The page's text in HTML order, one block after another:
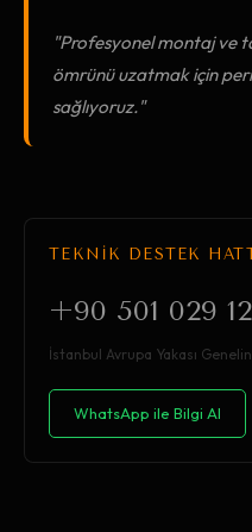
"Profesyonel montaj ve
ömrünü uzatmak için
sağlıyoruz."
TEKNİK DESTEK
+90 501 029
İstanbul Avrupa Yakası
WhatsApp ile Bilgi Al